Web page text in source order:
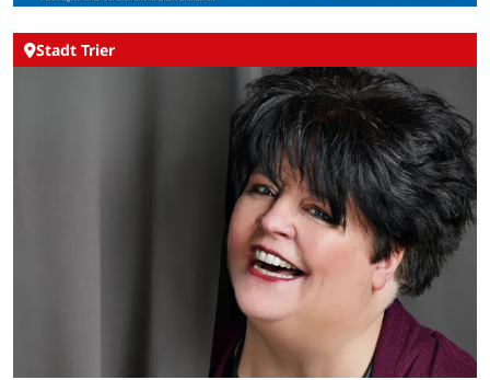
Stadt Trier